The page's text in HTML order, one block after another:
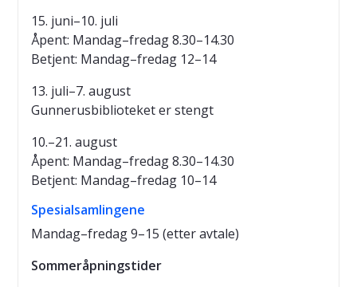
15. juni–10. juli
Åpent: Mandag–fredag 8.30–14.30
Betjent: Mandag–fredag 12–14
13. juli–7. august
Gunnerusbiblioteket er stengt
10.–21. august
Åpent: Mandag–fredag 8.30–14.30
Betjent: Mandag–fredag 10–14
Spesialsamlingene
Mandag–fredag 9–15 (etter avtale)
Sommeråpningstider